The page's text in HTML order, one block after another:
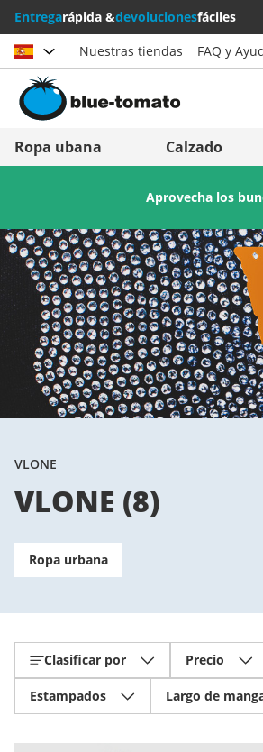
Entregarápida &devolucionesfáciles
Elegir país
Österreich
Schweiz (Deutsch)
Suisse (Français)
Svizzera (Italiano)
France
Nuestras tiendas FAQ y
Ropa ubana Calzado
Aprovecha los
VLONE
VLONE (8)
Ropa urbana
Clasificar por Precio
Estampados Largo de